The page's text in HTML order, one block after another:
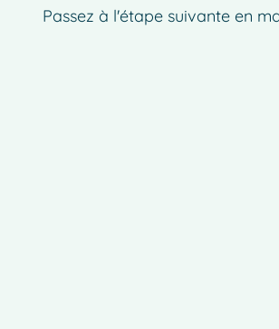
Passez à l'étape suivante en